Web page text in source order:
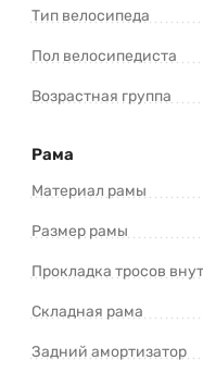
Консультация и
+375 (29) 1-925-
комплектацию товара
Тип велосипеда
Пол велосипедиста
Возрастная группа
Рама
Материал рамы
Размер рамы
Прокладка тросов
Складная рама
Задний амортизатор